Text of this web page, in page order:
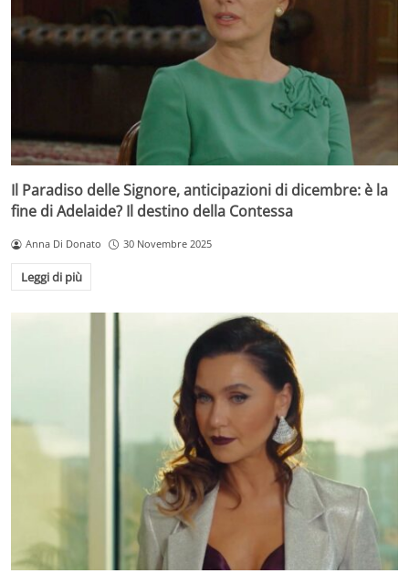
Il Paradiso delle Signore, anticipazioni di dicembre: è la
fine di Adelaide? Il destino della Contessa
Anna Di Donato 30 Novembre 2025
Leggi di più